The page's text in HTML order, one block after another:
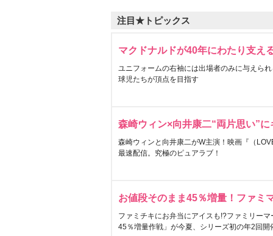
注目★トピックス
マクドナルドが40年にわたり支え
ユニフォームの右袖には出場者のみに与えら
球児たちが頂点を目指す
森崎ウィン×向井康二“両片思い”
森崎ウィンと向井康二がW主演！映画『（
最速配信。究極のピュアラブ！
お値段そのまま45％増量！ファミ
ファミチキにお弁当にアイスも!?ファミリー
45％増量作戦」が今夏、シリーズ初の年2回開